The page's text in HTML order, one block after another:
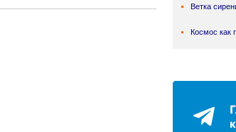
Ветка
Космос как